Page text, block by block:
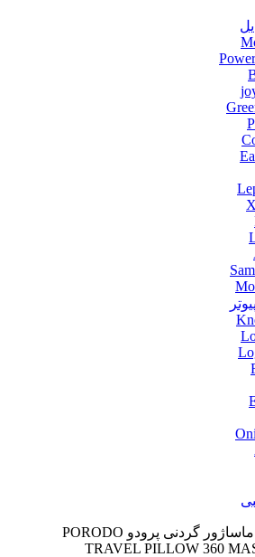
/ بالش و ماساژور گردنی پرودو PORODO
TRAVEL PILLOW 360